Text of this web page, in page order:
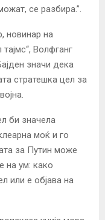
се разбира.”.
новинар на
Волфганг
значи дека
стратешка цел за
би значела
моќ и го
за Путин може
на ум: како
или е објава на